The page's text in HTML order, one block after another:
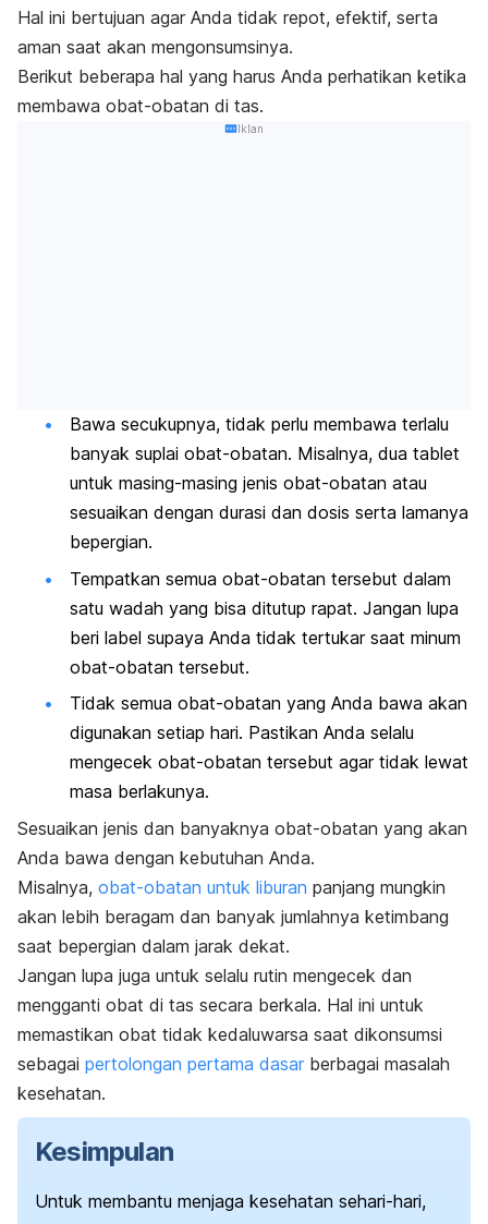
Hal ini bertujuan agar Anda tidak repot, efektif, serta
aman saat akan mengonsumsinya.
Berikut beberapa hal yang harus Anda perhatikan ketika
membawa obat-obatan di tas.
Iklan
Bawa secukupnya, tidak perlu membawa terlalu
banyak suplai obat-obatan. Misalnya, dua tablet
untuk masing-masing jenis obat-obatan atau
sesuaikan dengan durasi dan dosis serta lamanya
bepergian.
Tempatkan semua obat-obatan tersebut dalam
satu wadah yang bisa ditutup rapat. Jangan lupa
beri label supaya Anda tidak tertukar saat minum
obat-obatan tersebut.
Tidak semua obat-obatan yang Anda bawa akan
digunakan setiap hari. Pastikan Anda selalu
mengecek obat-obatan tersebut agar tidak lewat
masa berlakunya.
Sesuaikan jenis dan banyaknya obat-obatan yang akan
Anda bawa dengan kebutuhan Anda.
Misalnya, obat-obatan untuk liburan panjang mungkin
akan lebih beragam dan banyak jumlahnya ketimbang
saat bepergian dalam jarak dekat.
Jangan lupa juga untuk selalu rutin mengecek dan
mengganti obat di tas secara berkala. Hal ini untuk
memastikan obat tidak kedaluwarsa saat dikonsumsi
sebagai pertolongan pertama dasar berbagai masalah
kesehatan.
Kesimpulan
Untuk membantu menjaga kesehatan sehari-hari,